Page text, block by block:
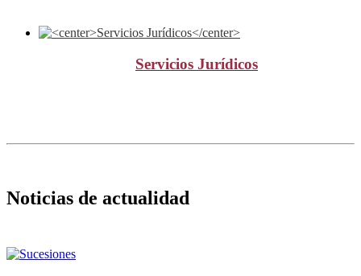
Servicios Jurídicos
Noticias de actualidad